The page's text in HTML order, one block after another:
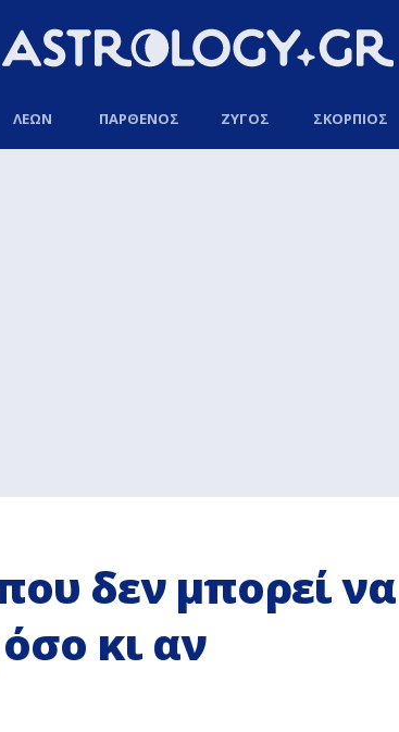
ΛΕΩΝ ΠΑΡΘΕΝΟΣ ΖΥΓΟΣ ΣΚΟΡΠΙΟΣ
δεν μπορεί να
κι αν